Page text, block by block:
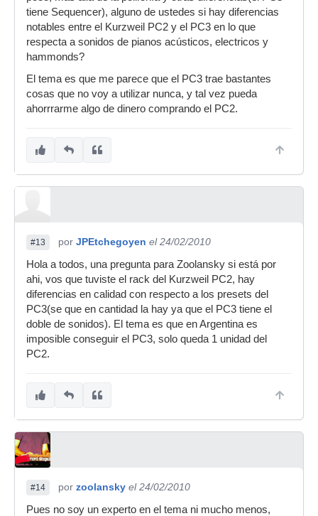
tiene Sequencer), alguno de ustedes si hay diferencias
notables entre el Kurzweil PC2 y el PC3 en lo que
respecta a sonidos de pianos acústicos, electricos y
hammonds?
El tema es que me parece que el PC3 trae bastantes
cosas que no voy a utilizar nunca, y tal vez pueda
ahorrrarme algo de dinero comprando el PC2.
#13 por JPEtchegoyen el 24/02/2010
Hola a todos, una pregunta para Zoolansky si está por
ahi, vos que tuviste el rack del Kurzweil PC2, hay
diferencias en calidad con respecto a los presets del
PC3(se que en cantidad la hay ya que el PC3 tiene el
doble de sonidos). El tema es que en Argentina es
imposible conseguir el PC3, solo queda 1 unidad del
PC2.
#14 por zoolansky el 24/02/2010
Pues no soy un experto en el tema ni mucho menos,